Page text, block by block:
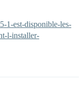
1-est-disponible-les-
l-installer-